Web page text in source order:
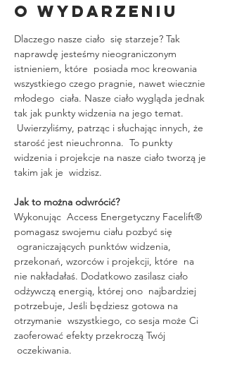
O wydarzeniu
Dlaczego nasze ciało  się starzeje? Tak
naprawdę jesteśmy nieograniczonym
istnieniem, które  posiada moc kreowania
wszystkiego czego pragnie, nawet wiecznie
młodego  ciała. Nasze ciało wygląda jednak
tak jak punkty widzenia na jego temat.
Uwierzyliśmy, patrząc i słuchając innych, że
starość jest nieuchronna.  To punkty
widzenia i projekcje na nasze ciało tworzą je
takim jak je  widzisz.
Jak to można odwrócić?
Wykonując  Access Energetyczny Facelift®
pomagasz swojemu ciału pozbyć się
ograniczających punktów widzenia,
przekonań, wzorców i projekcji, które  na
nie nakładałaś. Dodatkowo zasilasz ciało
odżywczą energią, której ono  najbardziej
potrzebuje, Jeśli będziesz gotowa na
otrzymanie  wszystkiego, co sesja może Ci
zaoferować efekty przekroczą Twój
oczekiwania.